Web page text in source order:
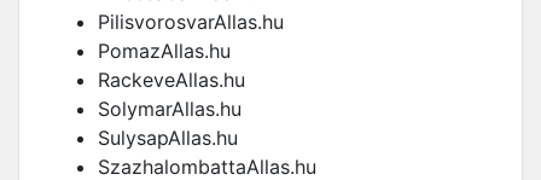
PilisvorosvarAllas.hu
PomazAllas.hu
RackeveAllas.hu
SolymarAllas.hu
SulysapAllas.hu
SzazhalombattaAllas.hu